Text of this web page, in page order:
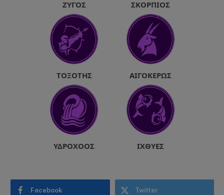
ΖΥΓΌΣ ΣΚΟΡΠΙΌΣ
ΤΟΞΌΤΗΣ ΑΙΓΌΚΕΡΩΣ
ΥΔΡΟΧΌΟΣ ΙΧΘΎΕΣ
Facebook Twitter